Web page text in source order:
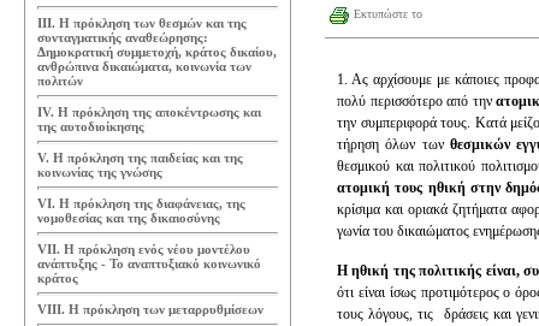
ΙΙΙ. Η πρόκληση των θεσμών και της
συνταγματικής αναθεώρησης:
Δημοκρατική συμμετοχή, κράτος δικαίου,
ανθρώπινα δικαιώματα, κοινωνία των
πολιτών
IV. Η πρόκληση της αποκέντρωσης και
της αυτοδιοίκησης
V. Η πρόκληση της παιδείας και της
κοινωνίας της γνώσης
VI. Η πρόκληση της διαφάνειας, της
νομοθεσίας και της δικαιοσύνης
VII. Η πρόκληση ενός νέου μοντέλου
ανάπτυξης - Το αναπτυξιακό κοινωνικό
κράτος
VIII. Η πρόκληση των μεταρρυθμίσεων
Εκτυπώστε το
1. Ας αρχίσουμε με κάποιες
πολύ περισσότερο από την
την συμπεριφορά τους. Κατά
τήρηση όλων τωνθεσμικών
θεσμικού και πολιτικού
ατομική τους ηθική στην
κρίσιμα και οριακά ζητήματα
γωνία του δικαιώματος
Η ηθική της πολιτικής είναι,
ότι είναι ίσως προτιμότερος ο
τους λόγους, τις δράσεις και